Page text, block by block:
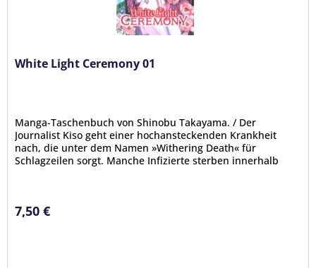
White Light Ceremony 01
Manga-Taschenbuch von Shinobu Takayama. / Der
Journalist Kiso geht einer hochansteckenden Krankheit
nach, die unter dem Namen »Withering Death« für
Schlagzeilen sorgt. Manche Infizierte sterben innerhalb
7,50 €